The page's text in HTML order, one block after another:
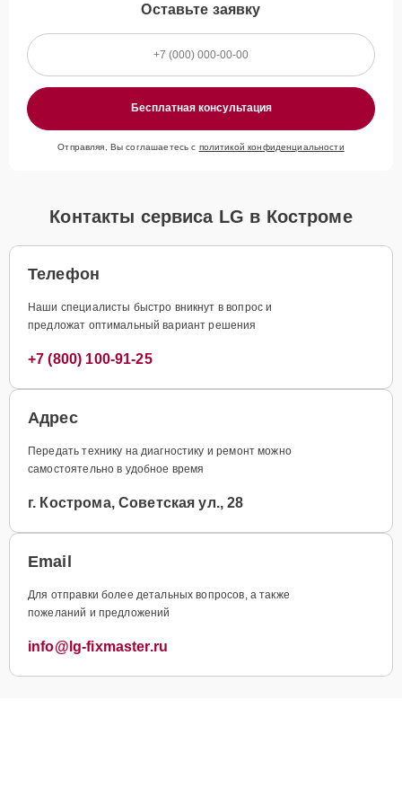
Оставьте заявку
Бесплатная консультация
Отправляя, Вы соглашаетесь с политикой конфиденциальности
Контакты сервиса LG в Костроме
Телефон
Наши специалисты быстро вникнут в вопрос и
предложат оптимальный вариант решения
+7 (800) 100-91-25
Адрес
Передать технику на диагностику и ремонт можно
самостоятельно в удобное время
г. Кострома, Советская ул., 28
Email
Для отправки более детальных вопросов, а также
пожеланий и предложений
info@lg-fixmaster.ru